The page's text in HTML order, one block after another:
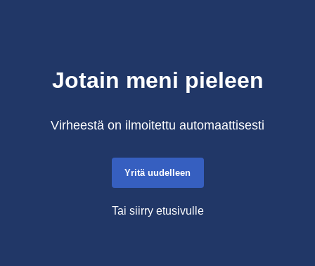
Jotain meni pieleen
Virheestä on ilmoitettu automaattisesti
Yritä uudelleen
Tai siirry etusivulle